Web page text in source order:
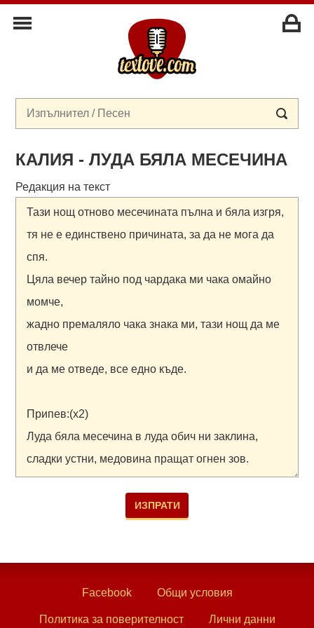
КАЛИЯ - ЛУДА БЯЛА МЕСЕЧИНА
Редакция на текст
Facebook Общи условия
Политика за поверителност Лични данни